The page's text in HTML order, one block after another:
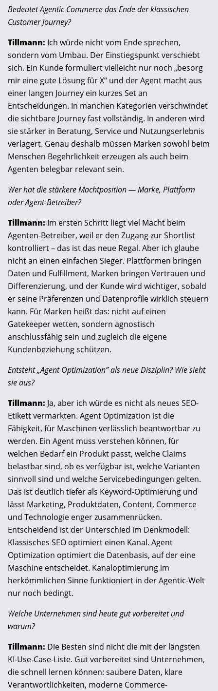
Bedeutet Agentic Commerce das Ende der klassischen
Customer Journey?
Tillmann: Ich würde nicht vom Ende sprechen,
sondern vom Umbau. Der Einstiegspunkt verschiebt
sich. Ein Kunde formuliert vielleicht nur noch „besorg
mir eine gute Lösung für X“ und der Agent macht aus
einer langen Journey ein kurzes Set an
Entscheidungen. In manchen Kategorien verschwindet
die sichtbare Journey fast vollständig. In anderen wird
sie stärker in Beratung, Service und Nutzungserlebnis
verlagert. Genau deshalb müssen Marken sowohl beim
Menschen Begehrlichkeit erzeugen als auch beim
Agenten belegbar relevant sein.
Wer hat die stärkere Machtposition — Marke, Plattform
oder Agent-Betreiber?
Tillmann: Im ersten Schritt liegt viel Macht beim
Agenten-Betreiber, weil er den Zugang zur Shortlist
kontrolliert – das ist das neue Regal. Aber ich glaube
nicht an einen einfachen Sieger. Plattformen bringen
Daten und Fulfillment, Marken bringen Vertrauen und
Differenzierung, und der Kunde wird wichtiger, sobald
er seine Präferenzen und Datenprofile wirklich steuern
kann. Für Marken heißt das: nicht auf einen
Gatekeeper wetten, sondern agnostisch
anschlussfähig sein und zugleich die eigene
Kundenbeziehung schützen.
Entsteht „Agent Optimization” als neue Disziplin? Wie sieht
sie aus?
Tillmann: Ja, aber ich würde es nicht als neues SEO-
Etikett vermarkten. Agent Optimization ist die
Fähigkeit, für Maschinen verlässlich beantwortbar zu
werden. Ein Agent muss verstehen können, für
welchen Bedarf ein Produkt passt, welche Claims
belastbar sind, ob es verfügbar ist, welche Varianten
sinnvoll sind und welche Servicebedingungen gelten.
Das ist deutlich tiefer als Keyword-Optimierung und
lässt Marketing, Produktdaten, Content, Commerce
und Technologie enger zusammenrücken.
Entscheidend ist der Unterschied im Denkmodell:
Klassisches SEO optimiert einen Kanal. Agent
Optimization optimiert die Datenbasis, auf der eine
Maschine entscheidet. Kanaloptimierung im
herkömmlichen Sinne funktioniert in der Agentic-Welt
nur noch bedingt.
Welche Unternehmen sind heute gut vorbereitet und
warum?
Tillmann: Die Besten sind nicht die mit der längsten
KI-Use-Case-Liste. Gut vorbereitet sind Unternehmen,
die schnell lernen können: saubere Daten, klare
Verantwortlichkeiten, moderne Commerce-